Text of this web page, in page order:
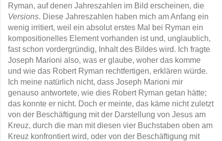
Ryman, auf denen Jahreszahlen im Bild erscheinen, die
Versions. Diese Jahreszahlen haben mich am Anfang ein
wenig irritiert, weil ein absolut erstes Mal bei Ryman ein
kompositionelles Element vorhanden ist und, unglaublich,
fast schon vordergründig, Inhalt des Bildes wird. Ich fragte
Joseph Marioni also, was er glaube, woher das komme
und wie das Robert Ryman rechtfertigen, erklären würde.
Ich meine natürlich nicht, dass Joseph Marioni mir
genauso antwortete, wie dies Robert Ryman getan hätte;
das konnte er nicht. Doch er meinte, das käme nicht zuletzt
von der Beschäftigung mit der Darstellung von Jesus am
Kreuz, durch die man mit diesen vier Buchstaben oben am
Kreuz konfrontiert wird, oder von der Beschäftigung mit